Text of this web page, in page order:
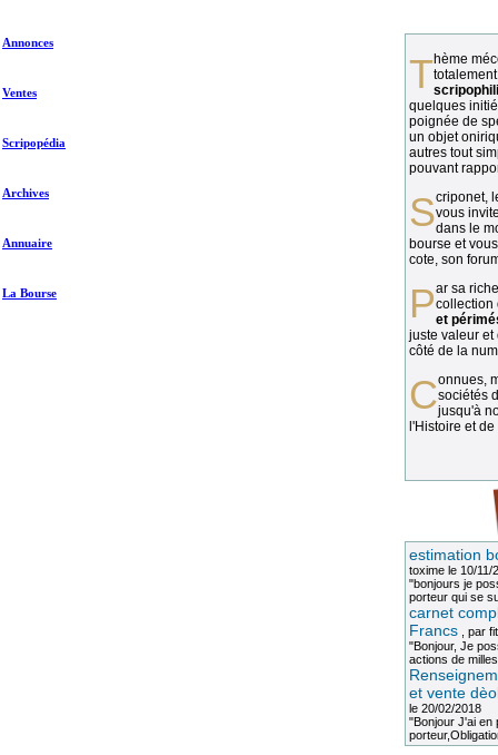
Annonces
Ventes
Scripopédia
Archives
Annuaire
La Bourse
Thème méconnu des collectionneurs et
quelques
poignée de
un objet
autres tout
pouvant
vous
dans le
bourse et
cote, son
Par sa richesse et sa diversité, lacollection
et
juste valeur et
côté de la
Connues, méconnues, ou inconnues, lessociétés
jusqu'à
l'Histoire et
estimation
toximele 10/11/
"bonjours je
porteur qui se
carnet
Francs, par
"Bonjour, Je
actions de
et vente
le 20/02/2018
"Bonjour J'ai en